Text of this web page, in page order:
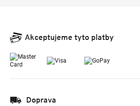
Akceptujeme tyto platby
Doprava